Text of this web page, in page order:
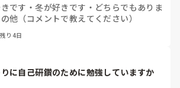
です ・冬が好きです ・ どちらでもありま
他（コメントで教えてください）
残り4日
に自己研鑽のために勉強していますか